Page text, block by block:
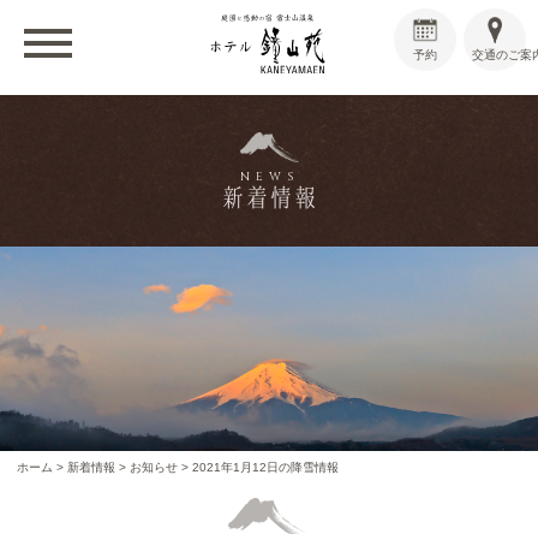
交通のご案
予約
NEWS
新着情報
ホーム >新着情報 > お知らせ >2021年1月12日の降雪情報